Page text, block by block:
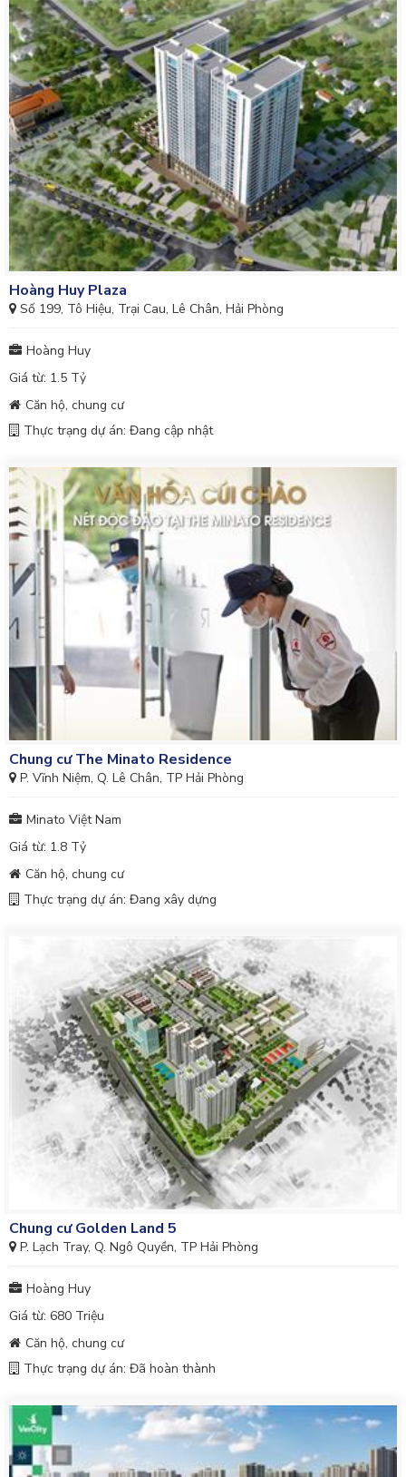
Hoàng Huy Plaza
Số 199, Tô Hiệu, Trại Cau, Lê Chân, Hải Phòng
Hoàng Huy
Giá từ: 1.5 Tỷ
Căn hộ, chung cư
Thực trạng dự án: Đang cập nhật
Chung cư The Minato Residence
P. Vĩnh Niệm, Q. Lê Chân, TP Hải Phòng
Minato Việt Nam
Giá từ: 1.8 Tỷ
Căn hộ, chung cư
Thực trạng dự án: Đang xây dựng
Chung cư Golden Land 5
P. Lạch Tray, Q. Ngô Quyền, TP Hải Phòng
Hoàng Huy
Giá từ: 680 Triệu
Căn hộ, chung cư
Thực trạng dự án: Đã hoàn thành